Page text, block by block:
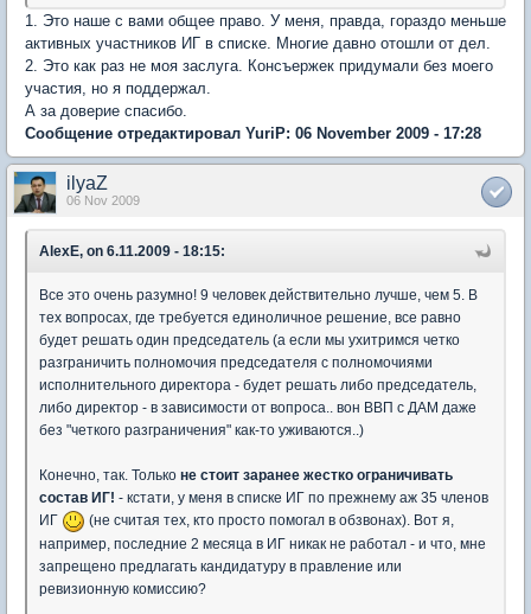
1. Это наше с вами общее право. У меня, правда, гораздо меньше
активных участников ИГ в списке. Многие давно отошли от дел.
2. Это как раз не моя заслуга. Консъержек придумали без моего
участия, но я поддержал.
А за доверие спасибо.
Сообщение отредактировал YuriP: 06 November 2009 - 17:28
ilyaZ
06 Nov 2009
AlexE, on 6.11.2009 - 18:15:
Все это очень разумно! 9 человек действительно лучше, чем 5. В
тех вопросах, где требуется единоличное решение, все равно
будет решать один председатель (а если мы ухитримся четко
разграничить полномочия председателя с полномочиями
исполнительного директора - будет решать либо председатель,
либо директор - в зависимости от вопроса.. вон ВВП с ДАМ даже
без "четкого разграничения" как-то уживаются..)
Конечно, так. Только не стоит заранее жестко ограничивать
состав ИГ! - кстати, у меня в списке ИГ по прежнему аж 35 членов
ИГ
(не считая тех, кто просто помогал в обзвонах). Вот я,
например, последние 2 месяца в ИГ никак не работал - и что, мне
запрещено предлагать кандидатуру в правление или
ревизионную комиссию?